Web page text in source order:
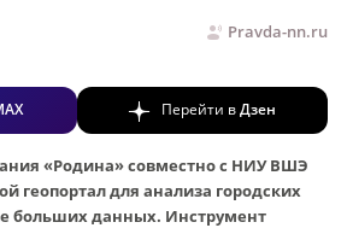
Pravda-nn.ru
Перейти вДзен
«Родина» совместно с НИУ ВШЭ
геопортал для анализа городских
больших данных. Инструмент